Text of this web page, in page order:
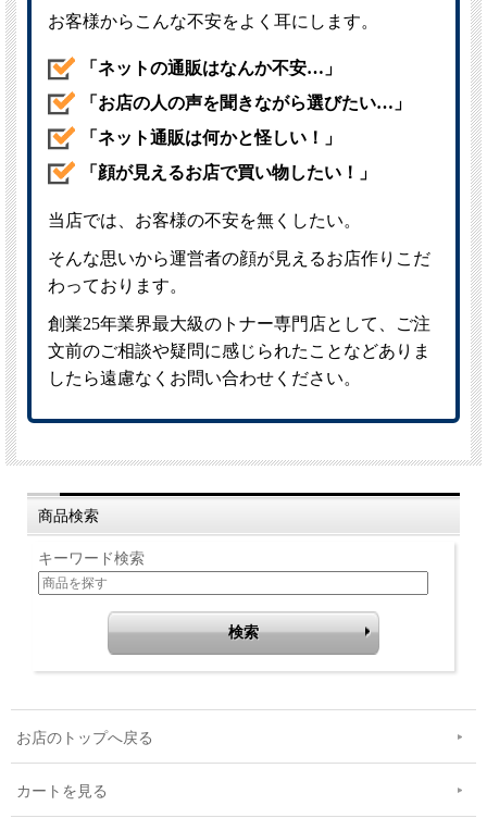
商品検索
キーワード検索
お店のトップへ戻る
カートを見る